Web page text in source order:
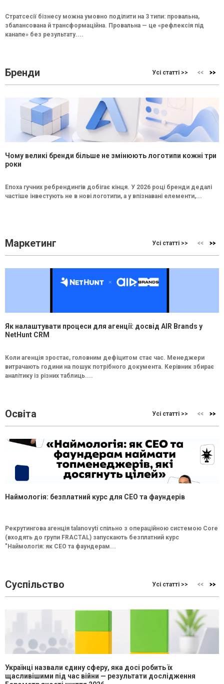
Стратсесії бізнесу можна умовно поділити на 3 типи: провальна,
збалансована й трансформаційна. Провальна — це «рефлексія під
канапе» без результату....
Бренди Усі статті >>
Чому великі бренди більше не змінюють логотипи кожні три
роки
Епоха гучних ребрендингів добігає кінця. У 2026 році бренди дедалі
частіше інвестують не в нові логотипи, а у впізнавані елементи,...
Маркетинг Усі статті >>
Як налаштувати процеси для агенції: досвід AIR Brands у
NetHunt CRM
Коли агенція зростає, головним дефіцитом стає час. Менеджери
витрачають години на пошук потрібного документа. Керівник збирає
аналітику із різних таблиць....
Освіта Усі статті >>
Наймологія: безплатний курс для CEO та фаундерів
Рекрутингова агенція talanovyti спільно з операційною системою Core
(входять до групи FRACTAL) запускають безплатний курс
"Наймологія: як СEO та фаундерам...
Суспільство Усі статті >>
Українці назвали єдину сферу, яка досі робить їх
щасливішими під час війни — результати дослідження